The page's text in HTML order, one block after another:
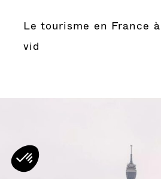
Le tourisme en France
vid